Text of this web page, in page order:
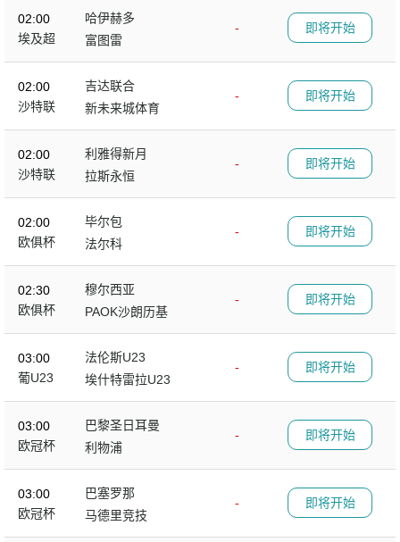
02:00
埃及超
哈伊赫多
-
富图雷
即将开始
02:00
沙特联
吉达联合
-
新未来城体育
即将开始
02:00
沙特联
利雅得新月
-
拉斯永恒
即将开始
02:00
欧俱杯
毕尔包
-
法尔科
即将开始
02:30
欧俱杯
穆尔西亚
-
PAOK沙朗历基
即将开始
03:00
葡U23
法伦斯U23
-
埃什特雷拉U23
即将开始
03:00
欧冠杯
巴黎圣日耳曼
-
利物浦
即将开始
03:00
欧冠杯
巴塞罗那
-
马德里竞技
即将开始